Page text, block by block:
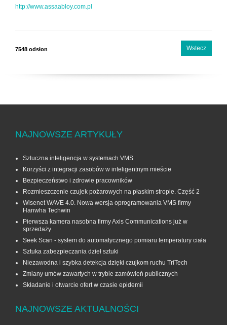
http://www.assaabloy.com.pl
Wstecz
7548 odsłon
NAJNOWSZE ARTYKUŁY
Sztuczna inteligencja w systemach VMS
Korzyści z integracji zasobów w inteligentnym mieście
Bezpieczeństwo i zdrowie pracowników
Rozmieszczenie czujek pożarowych na płaskim stropie. Część 2
Wisenet WAVE 4.0. Nowa wersja oprogramowania VMS firmy
Hanwha Techwin
Pierwsza kamera nasobna firmy Axis Communications już w
sprzedaży
Seek Scan - system do automatycznego pomiaru temperatury ciała
Sztuka zabezpieczania dzieł sztuki
Niezawodna i szybka detekcja dzięki czujkom ruchu TriTech
Zmiany umów zawartych w trybie zamówień publicznych
Składanie i otwarcie ofert w czasie epidemii
NAJNOWSZE AKTUALNOŚCI